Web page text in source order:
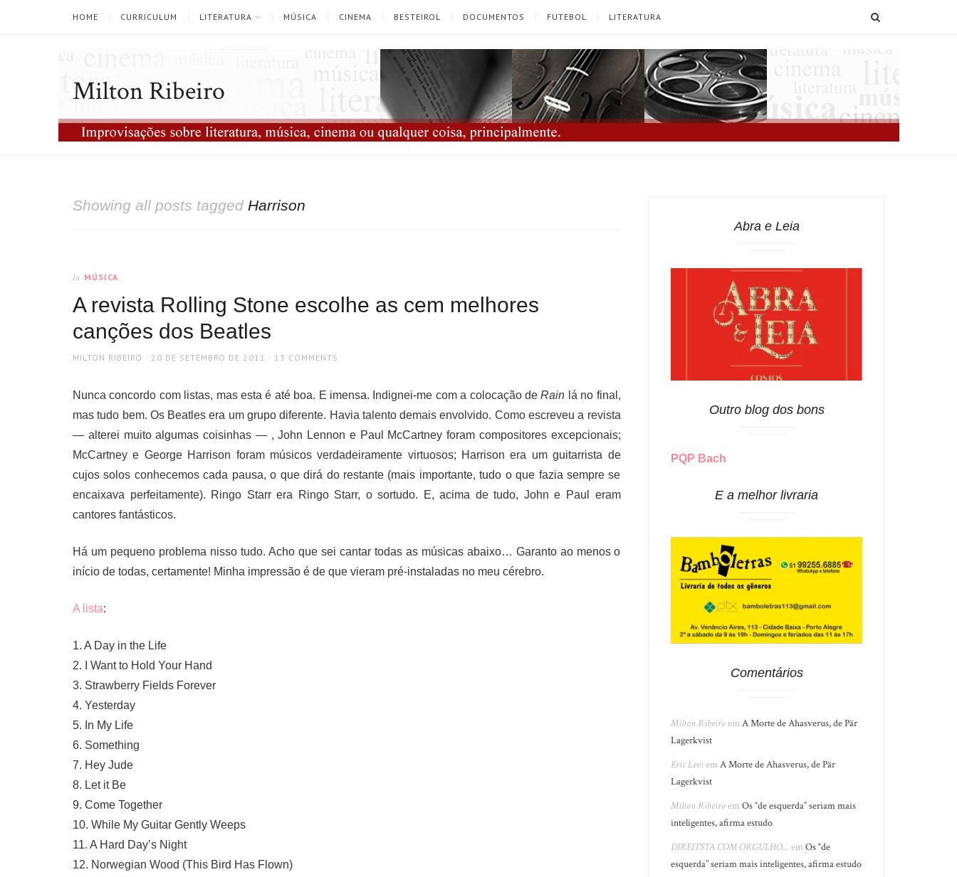
HOME CURRICULUM LITERATURA MÚSICA CINEMA BESTEIROL DOCUMENTOS FUTEBOL LITERATURA
Milton Ribeiro
Showing all posts tagged Harrison
In MÚSICA
A revista Rolling Stone escolhe as cem melhores
canções dos Beatles
AUTHOR
MILTON RIBEIRO
POSTED
20 DE SETEMBRO DE 2011 13 COMMENTS
Nunca concordo com listas, mas esta é até boa. E imensa. Indignei-me com a colocação deRain lá no final,
mas tudo bem. Os Beatles era um grupo diferente. Havia talento demais envolvido. Como escreveu a revista
— alterei muito algumas coisinhas — , John Lennon e Paul McCartney foram compositores excepcionais;
McCartney e George Harrison foram músicos verdadeiramente virtuosos; Harrison era um guitarrista de
cujos solos conhecemos cada pausa, o que dirá do restante (mais importante, tudo o que fazia sempre se
encaixava perfeitamente). Ringo Starr era Ringo Starr, o sortudo. E, acima de tudo, John e Paul eram
cantores fantásticos.
Há um pequeno problema nisso tudo. Acho que sei cantar todas as músicas abaixo… Garanto ao menos o
início de todas, certamente! Minha impressão é de que vieram pré-instaladas no meu cérebro.
A lista:
1. A Day in the Life
2. I Want to Hold Your Hand
3. Strawberry Fields Forever
4. Yesterday
5. In My Life
6. Something
7. Hey Jude
8. Let it Be
9. Come Together
10. While My Guitar Gently Weeps
11. A Hard Day’s Night
12. Norwegian Wood (This Bird Has Flown)
Abra e Leia
Outro blog dos bons
PQP Bach
E a melhor livraria
Comentários
Milton RibeiroemA Morte de Ahasverus, de Pär
Lagerkvist
Eric LeviemA Morte de Ahasverus, de Pär
Lagerkvist
Milton RibeiroemOs “de esquerda” seriam mais
inteligentes, afirma estudo
DIREITSTA COM ORGULHO... emOs “de
esquerda” seriam mais inteligentes, afirma estudo